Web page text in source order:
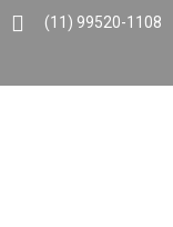
(11) 99520-1108